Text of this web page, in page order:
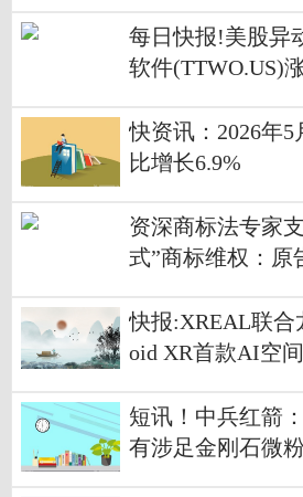
每日快报!美股异
软件(TTWO.US)
快资讯：2026年
比增长6.9%
资深商标法专家
式”商标维权：原
快报:XREAL联合
oid XR首款AI空
短讯！中兵红箭
有涉足金刚石微